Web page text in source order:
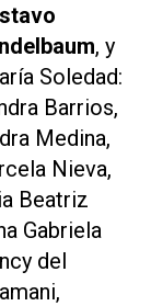
, y
Soledad:
Barrios,
Medina,
Nieva,
Beatriz
Gabriela
del